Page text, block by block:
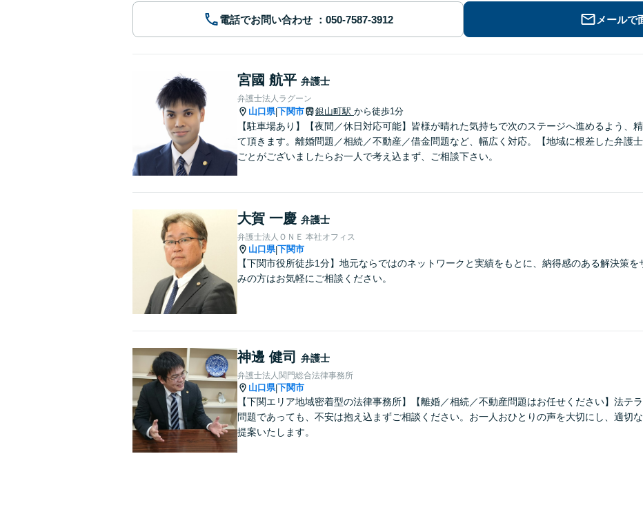
電話でお問い合わせ メールで
宮國 航平 弁護士
弁護士法人ラグーン
山口県|下関市 銀山町駅 から徒歩1分
【駐車場あり】【夜間／休日対応可能】皆様が晴れた気持ちで次のステージへ進めるよう、
て頂きます。離婚問題／相続／不動産／借金問題など、幅広く対応。【地域に根差した弁護
ごとがございましたらお一人で考え込まず、ご相談下さい。
大賀 一慶 弁護士
弁護士法人ＯＮＥ 本社オフィス
山口県|下関市
【下関市役所徒歩1分】地元ならではのネットワークと実績をもとに、納得感のある解決策を
みの方はお気軽にご相談ください。
神邊 健司 弁護士
弁護士法人関門総合法律事務所
山口県|下関市
【下関エリア地域密着型の法律事務所】【離婚／相続／不動産問題はお任せください】法テ
問題であっても、不安は抱え込まずご相談ください。お一人おひとりの声を大切にし、適切
提案いたします。